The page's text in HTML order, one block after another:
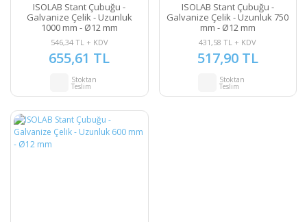
ISOLAB Stant Çubuğu -
Galvanize Çelik - Uzunluk
1000 mm - Ø12 mm
546,34 TL + KDV
655,61 TL
Stoktan
Teslim
ISOLAB Stant Çubuğu -
Galvanize Çelik - Uzunluk 750
mm - Ø12 mm
431,58 TL + KDV
517,90 TL
Stoktan
Teslim